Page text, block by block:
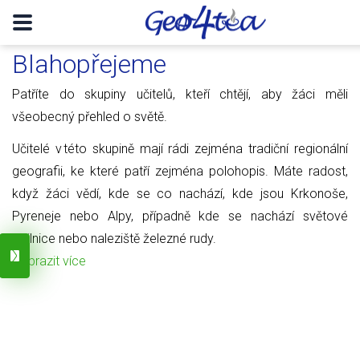
Blahopřejeme
Patříte do skupiny učitelů, kteří chtějí, aby žáci měli
všeobecný přehled o světě.
Učitelé v této skupině mají rádi zejména tradiční regionální
geografii, ke které patří zejména polohopis. Máte radost,
když žáci vědí, kde se co nachází, kde jsou Krkonoše,
Pyreneje nebo Alpy, případně kde se nachází světové
obilnice nebo naleziště železné rudy.
Zobrazit více